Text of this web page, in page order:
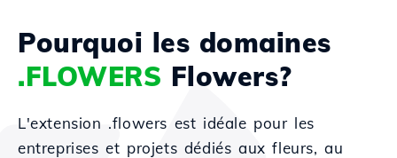
Pourquoi les domaines
.FLOWERS Flowers?
L'extension .flowers est idéale pour les
entreprises et projets dédiés aux fleurs, au